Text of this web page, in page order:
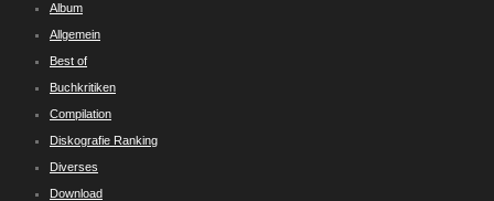
Album
Allgemein
Best of
Buchkritiken
Compilation
Diskografie Ranking
Diverses
Download